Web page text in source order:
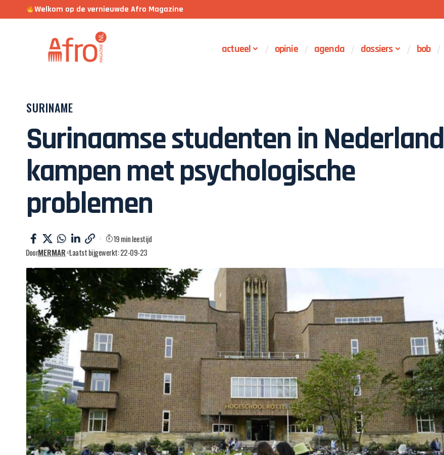
Welkom op de vernieuwde Afro Magazine
actueel opinie agenda dossiers bob
SURINAME
Surinaamse studenten in Nederland
kampen met psychologische
problemen
DoorMERMAR Laatst bijgewerkt: 22-09-23
19 min leestijd